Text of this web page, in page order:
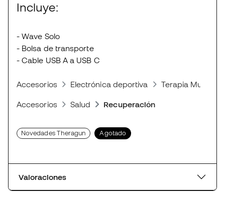
Incluye:
- Wave Solo
- Bolsa de transporte
- Cable USB A a USB C
Accesorios Electrónica deportiva Terapia Muscular
Accesorios Salud Recuperación
Novedades Theragun Agotado
Valoraciones